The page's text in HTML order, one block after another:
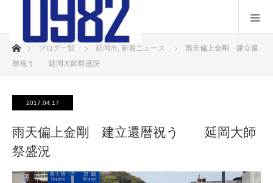
ホームブログ一覧 延岡市, 新着ニュース
雨天偏上金剛 建立還
暦祝う 延岡大師祭盛況
2017.04.17
雨天偏上金剛 建立還暦祝う 延岡大師
祭盛況